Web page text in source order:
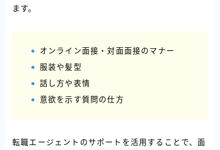
ます。
オンライン面接・対面面接のマナー
服装や髪型
話し方や表情
意欲を示す質問の仕方
転職エージェントのサポートを活用することで、面